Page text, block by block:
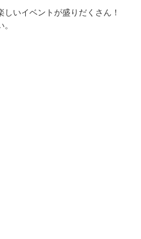
しいイベントが盛りだくさん！